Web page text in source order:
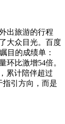
出旅游的行程
大众目光。百度
目的成绩单：
环比激增54倍。
累计陪伴超过
指引方向，而是